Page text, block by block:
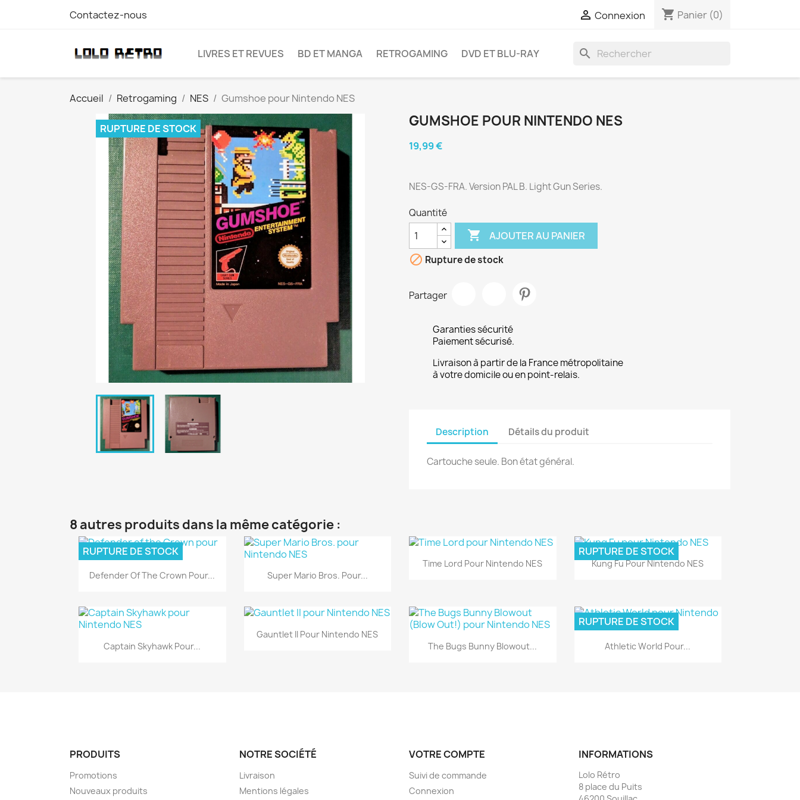
Contactez-nous  Connexion shopping_cart Panier (0)
LIVRES ET REVUES BD ET MANGA RETROGAMING DVD ET BLU-RAY search
Accueil Retrogaming NES Gumshoe pour Nintendo NES
RUPTURE DE STOCK GUMSHOE POUR NINTENDO NES
19,99 €
NES-GS-FRA. Version PAL B. Light Gun Series.
Quantité
 AJOUTER AU PANIER
 Rupture de stock
Partager
Garanties sécurité
Paiement sécurisé.
Livraison à partir de la France métropolitaine
à votre domicile ou en point-relais.
Description Détails du produit
Cartouche seule. Bon état général.
8 autres produits dans la même catégorie :
Aperçu rapide
Defender Of The Crown Pour...
RUPTURE DE STOCK
Aperçu rapide
Super Mario Bros. Pour...
Aperçu rapide
Time Lord Pour Nintendo NES Aperçu rapide
Kung Fu Pour Nintendo NES
RUPTURE DE STOCK
Aperçu rapide
Captain Skyhawk Pour...
Aperçu rapide
Gauntlet II Pour Nintendo NES
Aperçu rapide
The Bugs Bunny Blowout... Aperçu rapide
Athletic World Pour...
RUPTURE DE STOCK
PRODUITS
Promotions
Nouveaux produits
NOTRE SOCIÉTÉ
Livraison
Mentions légales
VOTRE COMPTE
Suivi de commande
Connexion
INFORMATIONS
Lolo Rétro
8 place du Puits